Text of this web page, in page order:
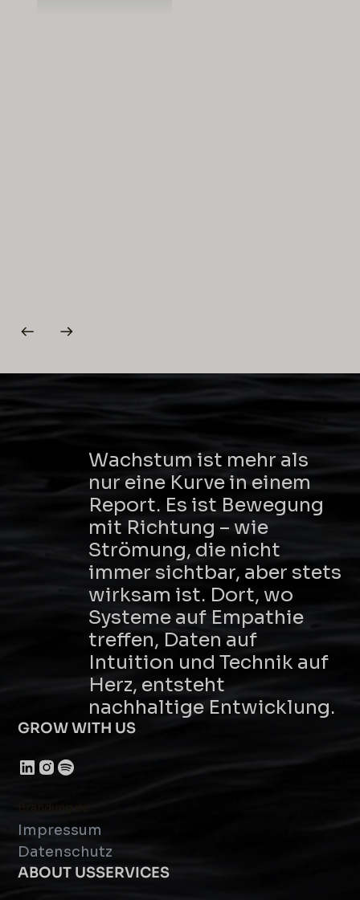
Wachstum ist mehr als
nur eine Kurve in einem
Report. Es ist Bewegung
mit Richtung – wie
Strömung, die nicht
immer sichtbar, aber stets
wirksam ist. Dort, wo
Systeme auf Empathie
treffen, Daten auf
Intuition und Technik auf
Herz, entsteht
nachhaltige Entwicklung.
GROW WITH US
Impressum
Datenschutz
ABOUT USSERVICES